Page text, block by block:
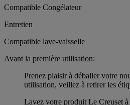
Compatible Congélateur
Entretien
Compatible lave-vaisselle
Avant la première utilisation:
Prenez plaisir à déballer votre
utilisation, veillez à retirer les
Lavez votre produit Le Creuset